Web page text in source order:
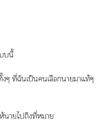
นี้
ๆ ที่ฉันเป็นเลือกาาแท้ๆ
าไถึงที่หมาย